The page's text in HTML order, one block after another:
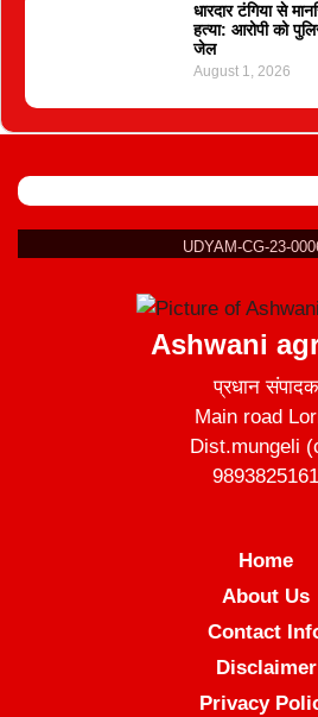
धारदार टंगिया से
हत्या: आरोपी को
जेल
August 1, 2026
UDYAM-CG-23-
Ashwani
प्रधान संपादक
Main road
Dist.mungeli
9893825161
Home
About Us
Contact
Disclaimer
Privacy